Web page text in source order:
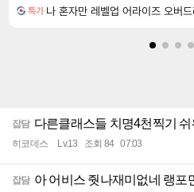
특가
잡담 다른클래스들 치명4천찍기 쉬
히코데스 Lv.13 조회 84 07:03
잡담 아 어비스 줫나재미없네 랭포